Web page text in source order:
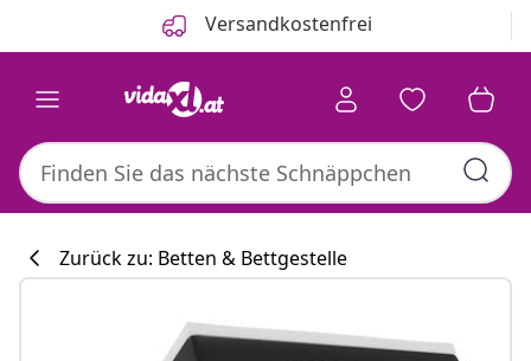
Versandkostenfrei
Zurück zu: Betten & Bettgestelle